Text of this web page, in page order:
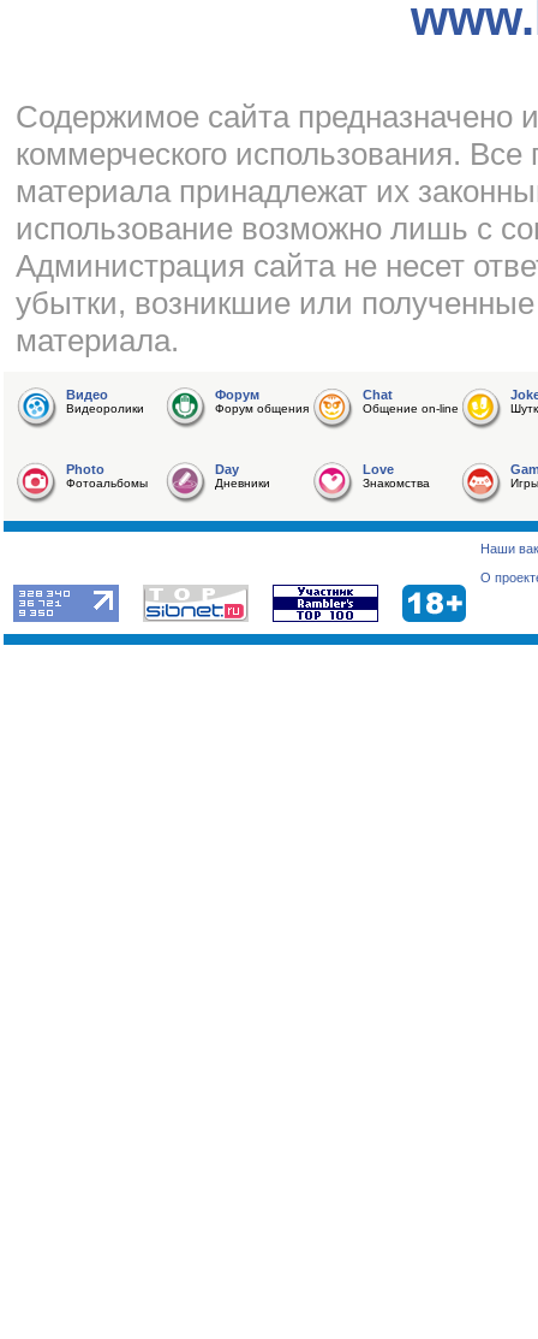
Cодержимое сайта предназначено
коммерческого использования.
материала принадлежат их
использование возможно лишь с
Администрация сайта не несет
убытки, возникшие или
материала.
Видео
Видеоролики
Форум
Форум общения
Chat
Общение on-line
Photo
Фотоальбомы
Day
Дневники
Love
Знакомства Игры
Наши
О